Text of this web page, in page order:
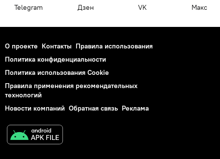
Telegram Дзен VK Макс
О проекте Контакты Правила использования
Политика конфиденциальности
Политика использования Cookie
Правила применения рекомендательных
технологий
Новости компаний Обратная связь Реклама